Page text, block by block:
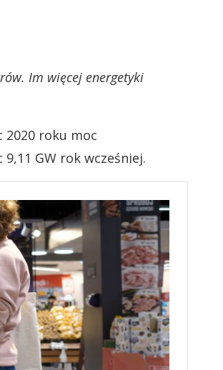
Im więcej energetyki
2020 roku moc
9,11 GW rok wcześniej.